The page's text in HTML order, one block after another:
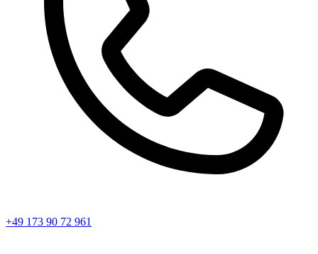
+49 173 90 72 961